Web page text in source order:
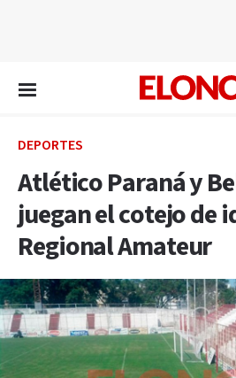
DEPORTES
Atlético Paraná y
juegan el cotejo de
Regional Amateur